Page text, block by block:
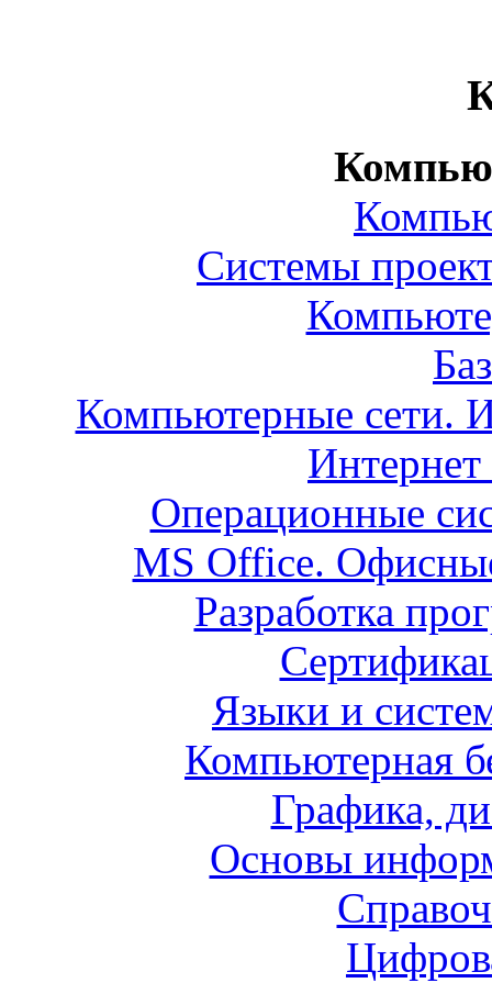
Системы
Компьютерные сети.
Операционные
MS Office.
Разработка
Языки и
Компьютерная
Графика,
Основы